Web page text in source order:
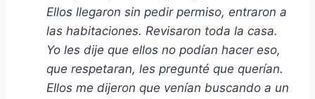
Ellos llegaron sin pedir permiso, entraron a
las habitaciones. Revisaron toda la casa.
Yo les dije que ellos no podían hacer eso,
que respetaran, les pregunté que querían.
Ellos me dijeron que venían buscando a un